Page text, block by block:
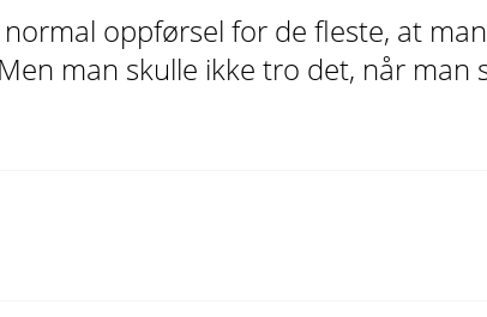
oppførsel for de fleste, at
man skulle ikke tro det, når man